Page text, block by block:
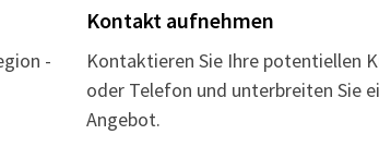
-
Kontakt aufnehmen
Kontaktieren Sie Ihre potentiellen
oder Telefon und unterbreiten Sie
Angebot.